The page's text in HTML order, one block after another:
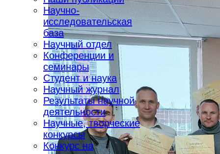
Научно-
исследовательская
база
Научный отдел
Конференции и
семинары
Студент и наука
Научный журнал
Результаты научной
деятельности
Научные, творческие
конкурсы
Конкурс на